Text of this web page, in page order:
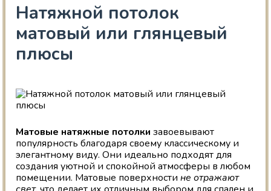
Натяжной потолок
матовый или глянцевый
плюсы
Матовые натяжные потолки завоевывают
популярность благодаря своему классическому и
элегантному виду. Они идеально подходят для
создания уютной и спокойной атмосферы в любом
помещении. Матовые поверхностине отражают